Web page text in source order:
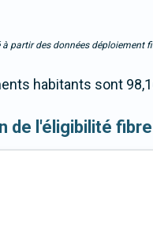
à partir des données déploiement
habitants sont
de l'éligibilité